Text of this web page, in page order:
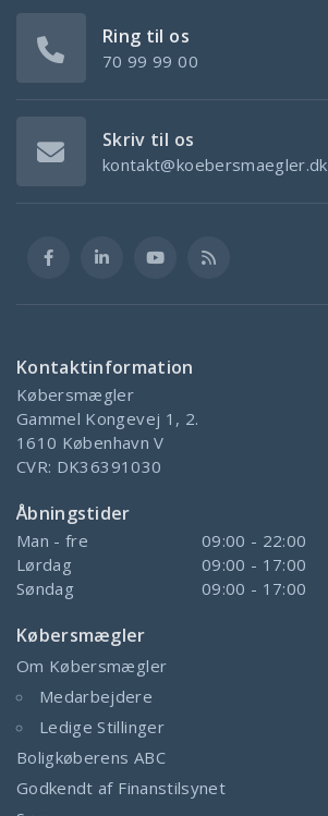
Ring til os
70 99 99 00
Skriv til os
kontakt@koebersmaegler.dk
Kontaktinformation
Købersmægler
Gammel Kongevej 1, 2.
1610 København V
CVR: DK36391030
Åbningstider
Man - fre
09:00 - 22:00
Lørdag
09:00 - 17:00
Søndag
09:00 - 17:00
Købersmægler
Om Købersmægler
Medarbejdere
Ledige Stillinger
Boligkøberens ABC
Godkendt af Finanstilsynet